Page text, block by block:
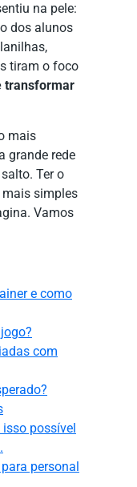
na pele:
dos alunos
tiram o foco
transformar
mais
grande rede
Ter o
mais simples
Vamos
e como
com
possível
personal